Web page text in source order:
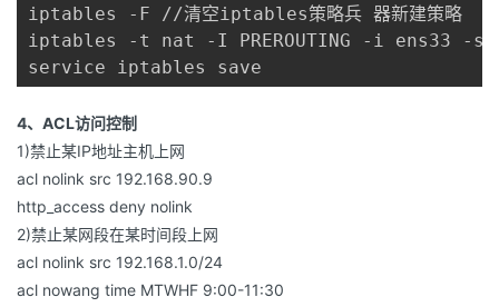
iptables -F //清空iptables策略兵 器新建策略
iptables -t nat -I PREROUTING -i ens33 -
service iptables save
4、ACL访问控制
1)禁止某IP地址主机上网
acl nolink src 192.168.90.9
http_access deny nolink
2)禁止某网段在某时间段上网
acl nolink src 192.168.1.0/24
acl nowang time MTWHF 9:00-11:30